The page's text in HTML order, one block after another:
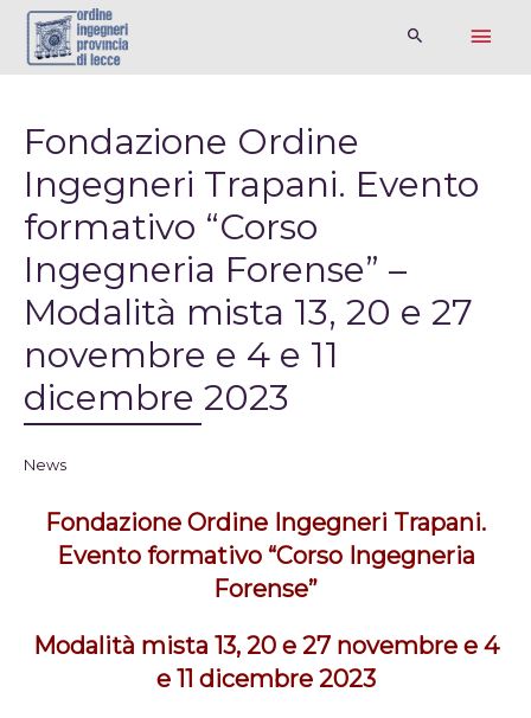
Fondazione Ordine
Ingegneri Trapani. Evento
formativo “Corso
Ingegneria Forense” –
Modalità mista 13, 20 e 27
novembre e 4 e 11
dicembre 2023
News
Fondazione Ordine Ingegneri Trapani.
Evento formativo “Corso Ingegneria
Forense”
Modalità mista 13, 20 e 27 novembre e 4
e 11 dicembre 2023